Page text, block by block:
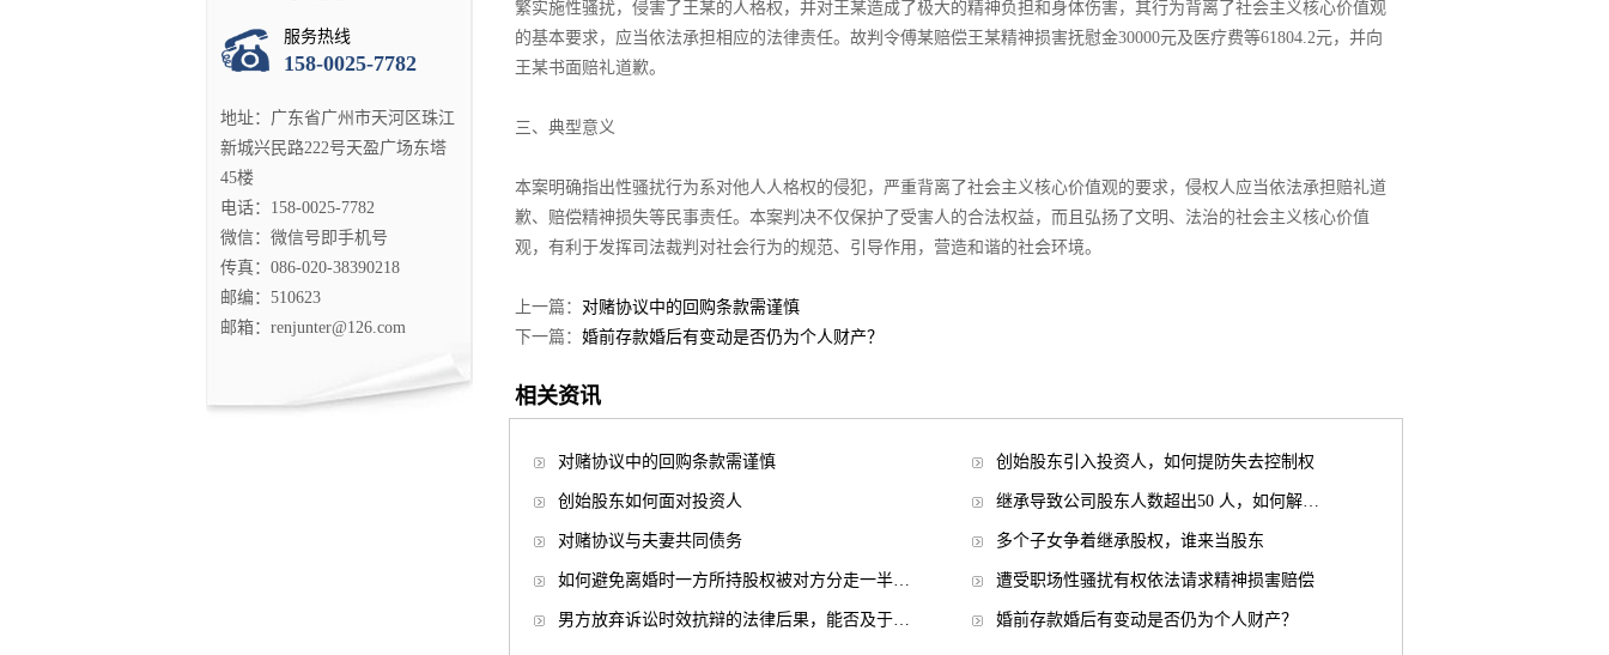
服务热线
158-0025-7782
地址：广东省广州市天河区珠江
新城兴民路222号天盈广场东塔
45楼
电话：158-0025-7782
微信：微信号即手机号
传真：086-020-38390218
邮编：510623
邮箱：renjunter@126.com
繁实施性骚扰，侵害了王某的人格权，并对王某造成了极大的精神负担和身体伤害，其行为背离了社会主义核心价值观
的基本要求，应当依法承担相应的法律责任。故判令傅某赔偿王某精神损害抚慰金30000元及医疗费等61804.2元，并向
王某书面赔礼道歉。
三、典型意义
本案明确指出性骚扰行为系对他人人格权的侵犯，严重背离了社会主义核心价值观的要求，侵权人应当依法承担赔礼道
歉、赔偿精神损失等民事责任。本案判决不仅保护了受害人的合法权益，而且弘扬了文明、法治的社会主义核心价值
观，有利于发挥司法裁判对社会行为的规范、引导作用，营造和谐的社会环境。
上一篇： 对赌协议中的回购条款需谨慎
下一篇： 婚前存款婚后有变动是否仍为个人财产？
相关资讯
对赌协议中的回购条款需谨慎 创始股东引入投资人，如何提防失去控制权
创始股东如何面对投资人 继承导致公司股东人数超出50 人，如何解…
对赌协议与夫妻共同债务 多个子女争着继承股权，谁来当股东
如何避免离婚时一方所持股权被对方分走一半… 遭受职场性骚扰有权依法请求精神损害赔偿
男方放弃诉讼时效抗辩的法律后果，能否及于… 婚前存款婚后有变动是否仍为个人财产？